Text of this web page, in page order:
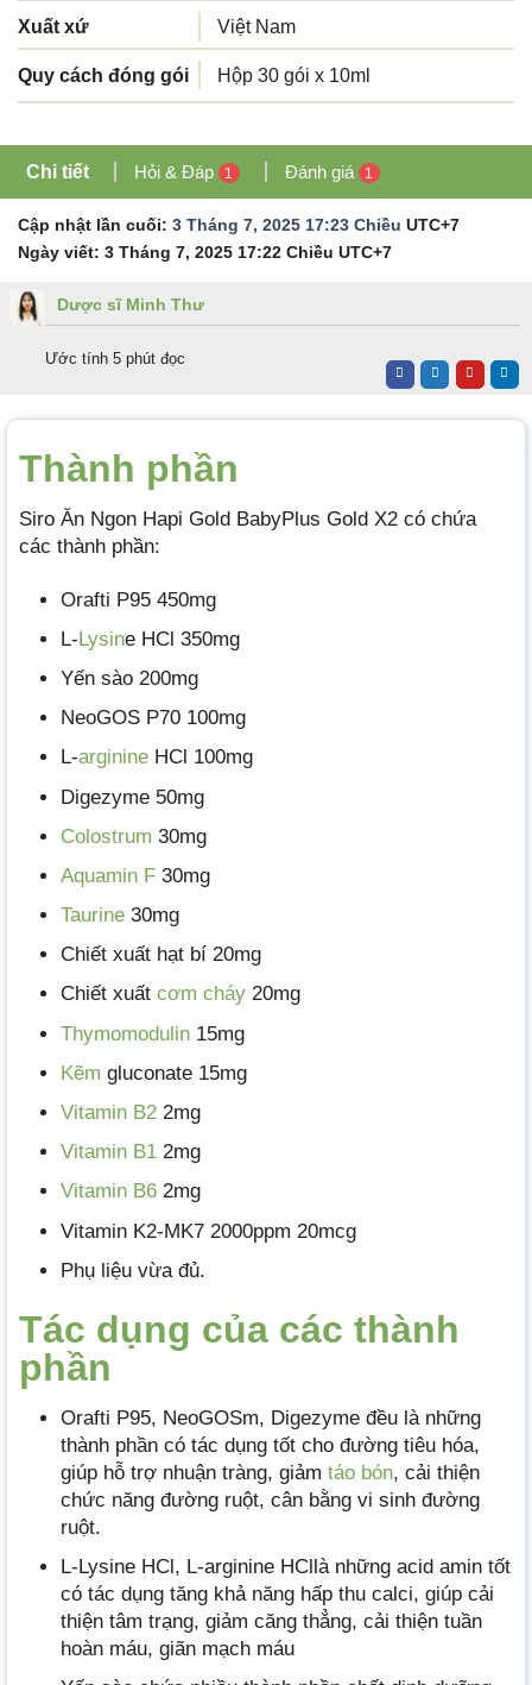
Xuất xứ Việt Nam
Quy cách đóng gói Hộp 30 gói x 10ml
Chi tiết Hỏi & Đáp 1 Đánh giá 1
Cập nhật lần cuối: 3 Tháng 7, 2025 17:23 Chiều UTC+7
Ngày viết: 3 Tháng 7, 2025 17:22 Chiều UTC+7
Dược sĩ Minh Thư
Ước tính 5 phút đọc
Thành phần
Siro Ăn Ngon Hapi Gold BabyPlus Gold X2 có chứa
các thành phần:
Orafti P95 450mg
L-Lysine HCl 350mg
Yến sào 200mg
NeoGOS P70 100mg
L-arginine HCl 100mg
Digezyme 50mg
Colostrum 30mg
Aquamin F 30mg
Taurine 30mg
Chiết xuất hạt bí 20mg
Chiết xuất cơm cháy 20mg
Thymomodulin 15mg
Kẽm gluconate 15mg
Vitamin B2 2mg
Vitamin B1 2mg
Vitamin B6 2mg
Vitamin K2-MK7 2000ppm 20mcg
Phụ liệu vừa đủ.
Tác dụng của các thành
phần
Orafti P95, NeoGOSm, Digezyme đều là những
thành phần có tác dụng tốt cho đường tiêu hóa,
giúp hỗ trợ nhuận tràng, giảm táo bón, cải thiện
chức năng đường ruột, cân bằng vi sinh đường
ruột.
L-Lysine HCl, L-arginine HCllà những acid amin tốt
có tác dụng tăng khả năng hấp thu calci, giúp cải
thiện tâm trạng, giảm căng thẳng, cải thiện tuần
hoàn máu, giãn mạch máu